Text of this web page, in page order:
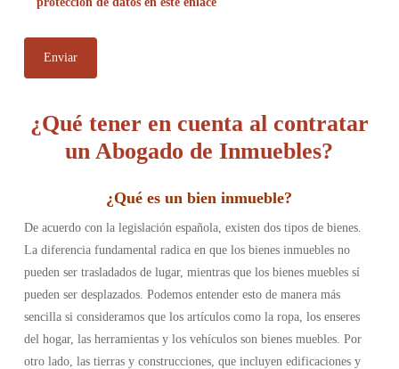
¿Qué tener en cuenta al contratar
un Abogado de Inmuebles?
¿Qué es un bien inmueble?
De acuerdo con la legislación española, existen dos tipos de bienes.
La diferencia fundamental radica en que los bienes inmuebles no
pueden ser trasladados de lugar, mientras que los bienes muebles sí
pueden ser desplazados. Podemos entender esto de manera más
sencilla si consideramos que los artículos como la ropa, los enseres
del hogar, las herramientas y los vehículos son bienes muebles. Por
otro lado, las tierras y construcciones, que incluyen edificaciones y